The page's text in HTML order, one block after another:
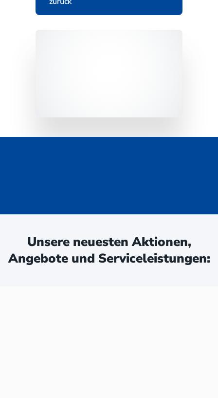
Unsere neuesten Aktionen,
Angebote und Serviceleistungen: